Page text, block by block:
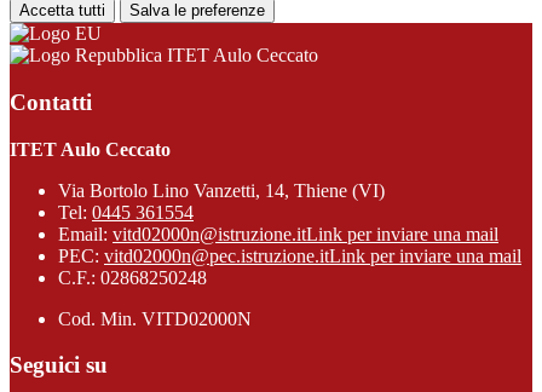
Accetta tutti Salva le preferenze
ITET Aulo Ceccato
Contatti
ITET Aulo Ceccato
Via Bortolo Lino Vanzetti, 14, Thiene (VI)
Tel: 0445 361554
Email: vitd02000n@istruzione.itLink per inviare una mail
PEC: vitd02000n@pec.istruzione.itLink per inviare una mail
C.F.: 02868250248
Cod. Min. VITD02000N
Seguici su